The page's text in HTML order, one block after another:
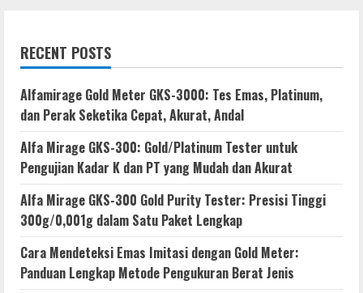
RECENT POSTS
Alfamirage Gold Meter GKS-3000: Tes Emas, Platinum,
dan Perak Seketika Cepat, Akurat, Andal
Alfa Mirage GKS-300: Gold/Platinum Tester untuk
Pengujian Kadar K dan PT yang Mudah dan Akurat
Alfa Mirage GKS-300 Gold Purity Tester: Presisi Tinggi
300g/0,001g dalam Satu Paket Lengkap
Cara Mendeteksi Emas Imitasi dengan Gold Meter:
Panduan Lengkap Metode Pengukuran Berat Jenis